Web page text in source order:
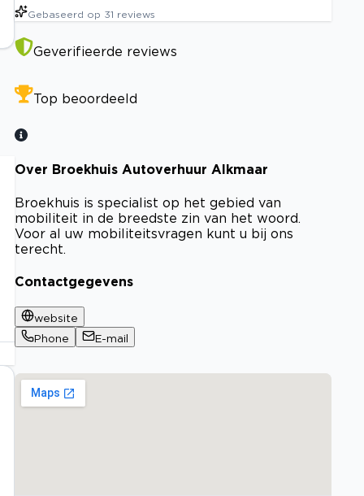
Gebaseerd op 31 reviews
Geverifieerde reviews
Top beoordeeld
Over Broekhuis Autoverhuur Alkmaar
Broekhuis is specialist op het gebied van
mobiliteit in de breedste zin van het woord.
Voor al uw mobiliteitsvragen kunt u bij ons
terecht.
Contactgegevens
website
Phone
E-mail